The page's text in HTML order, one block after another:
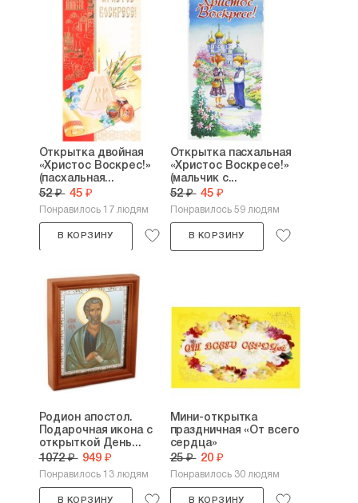
Открытка двойная
«Христос Воскрес!»
(пасхальная...
52 ₽ 45 ₽
Понравилось 17 людям
В КОРЗИНУ
Открытка пасхальная
«Христос Воскресе!»
(мальчик с...
52 ₽ 45 ₽
Понравилось 59 людям
В КОРЗИНУ
Родион апостол.
Подарочная икона с
открыткой День...
1072 ₽ 949 ₽
Понравилось 13 людям
В КОРЗИНУ
Мини-открытка
праздничная «От всего
сердца»
25 ₽ 20 ₽
Понравилось 30 людям
В КОРЗИНУ